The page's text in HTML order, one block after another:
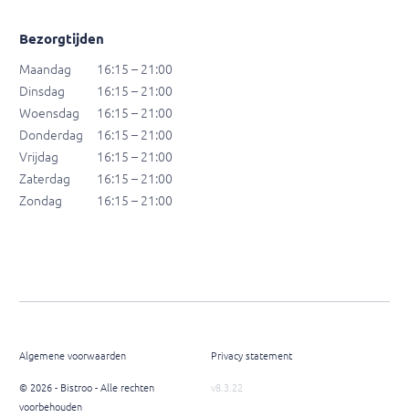
Bezorgtijden
Maandag
16:15 – 21:00
Dinsdag
16:15 – 21:00
Woensdag
16:15 – 21:00
Donderdag
16:15 – 21:00
Vrijdag
16:15 – 21:00
Zaterdag
16:15 – 21:00
Zondag
16:15 – 21:00
Algemene voorwaarden Privacy statement
© 2026 - Bistroo - Alle rechten
voorbehouden
v8.3.22